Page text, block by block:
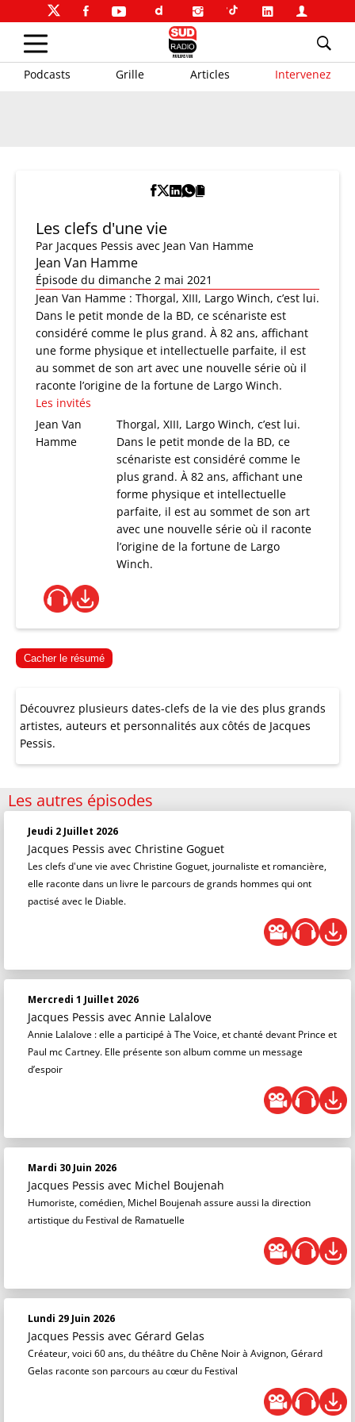
Podcasts Grille Articles Intervenez
Les clefs d'une vie
Par Jacques Pessis avec Jean Van Hamme
Jean Van Hamme
Épisode du dimanche 2 mai 2021
Jean Van Hamme : Thorgal, XIII, Largo Winch, c’est lui.
Dans le petit monde de la BD, ce scénariste est
considéré comme le plus grand. À 82 ans, affichant
une forme physique et intellectuelle parfaite, il est
au sommet de son art avec une nouvelle série où il
raconte l’origine de la fortune de Largo Winch.
Les invités
Jean Van
Hamme
Thorgal, XIII, Largo Winch, c’est lui.
Dans le petit monde de la BD, ce
scénariste est considéré comme le
plus grand. À 82 ans, affichant une
forme physique et intellectuelle
parfaite, il est au sommet de son art
avec une nouvelle série où il raconte
l’origine de la fortune de Largo
Winch.
Cacher le résumé
Découvrez plusieurs dates-clefs de la vie des plus grands
artistes, auteurs et personnalités aux côtés de Jacques
Pessis.
Les autres épisodes
Jeudi 2 Juillet 2026
Jacques Pessis avec Christine Goguet
Les clefs d'une vie avec Christine Goguet, journaliste et romancière,
elle raconte dans un livre le parcours de grands hommes qui ont
pactisé avec le Diable.
Mercredi 1 Juillet 2026
Jacques Pessis avec Annie Lalalove
Annie Lalalove : elle a participé à The Voice, et chanté devant Prince et
Paul mc Cartney. Elle présente son album comme un message
d’espoir
Mardi 30 Juin 2026
Jacques Pessis avec Michel Boujenah
Humoriste, comédien, Michel Boujenah assure aussi la direction
artistique du Festival de Ramatuelle
Lundi 29 Juin 2026
Jacques Pessis avec Gérard Gelas
Créateur, voici 60 ans, du théâtre du Chêne Noir à Avignon, Gérard
Gelas raconte son parcours au cœur du Festival